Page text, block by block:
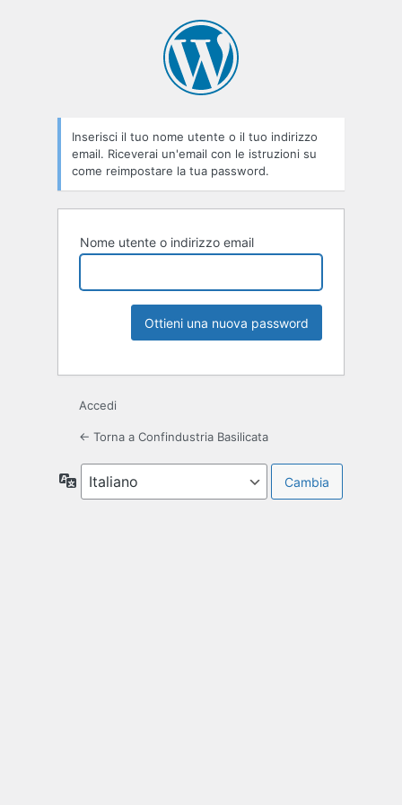
Inserisci il tuo nome utente o il tuo indirizzo
email. Riceverai un'email con le istruzioni su
come reimpostare la tua password.
Nome utente o indirizzo email
Accedi
← Torna a Confindustria Basilicata
Lingua